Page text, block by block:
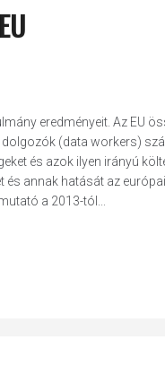
eredményeit. Az EU
(data workers)
és azok ilyen irányú
és annak hatását az európai
a 2013-tól...